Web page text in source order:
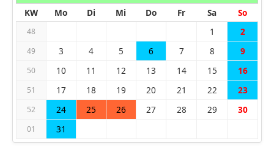
KW
Mo Di Mi Do Fr Sa So
48 1 2
49 3 4 5 6 7 8 9
50 10 11 12 13 14 15 16
51 17 18 19 20 21 22 23
52 24 25 26 27 28 29 30
01 31